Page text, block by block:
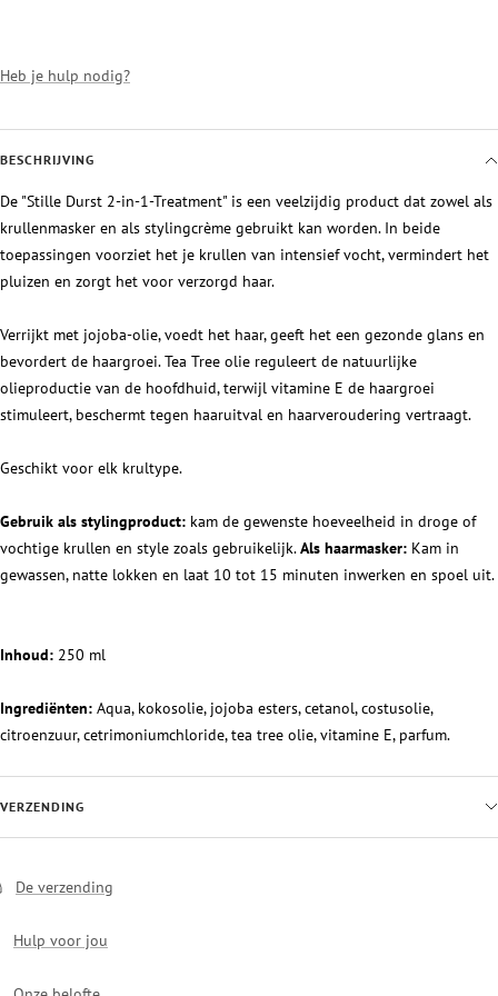
Heb je hulp nodig?
BESCHRIJVING
De "Stille Durst 2-in-1-Treatment" is een veelzijdig product dat zowel als
krullenmasker en als stylingcrème gebruikt kan worden. In beide
toepassingen voorziet het je krullen van intensief vocht, vermindert het
pluizen en zorgt het voor verzorgd haar.
Verrijkt met jojoba-olie, voedt het haar, geeft het een gezonde glans en
bevordert de haargroei. Tea Tree olie reguleert de natuurlijke
olieproductie van de hoofdhuid, terwijl vitamine E de haargroei
stimuleert, beschermt tegen haaruitval en haarveroudering vertraagt.
Geschikt voor elk krultype.
Gebruik als stylingproduct: kam de gewenste hoeveelheid in droge of
vochtige krullen en style zoals gebruikelijk.Als haarmasker: Kam in
gewassen, natte lokken en laat 10 tot 15 minuten inwerken en spoel uit.
Inhoud: 250 ml
Ingrediënten: Aqua, kokosolie, jojoba esters, cetanol, costusolie,
citroenzuur, cetrimoniumchloride, tea tree olie, vitamine E, parfum.
VERZENDING
De verzending
Hulp voor jou